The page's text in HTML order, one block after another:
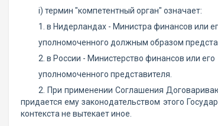
i) термин "компетентный орган" означает:
1. в Нидерландах - Министра финансов или
уполномоченного должным образом
2. в России - Министерство финансов или его
уполномоченного представителя.
2. При применении Соглашения
придается ему законодательством этого
контекста не вытекает иное.